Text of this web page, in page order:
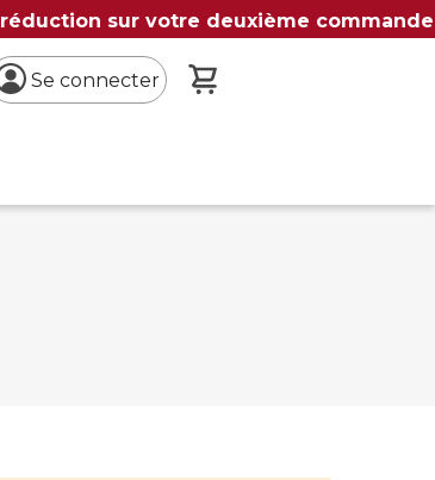
sur votre deuxième commande
Se connecter